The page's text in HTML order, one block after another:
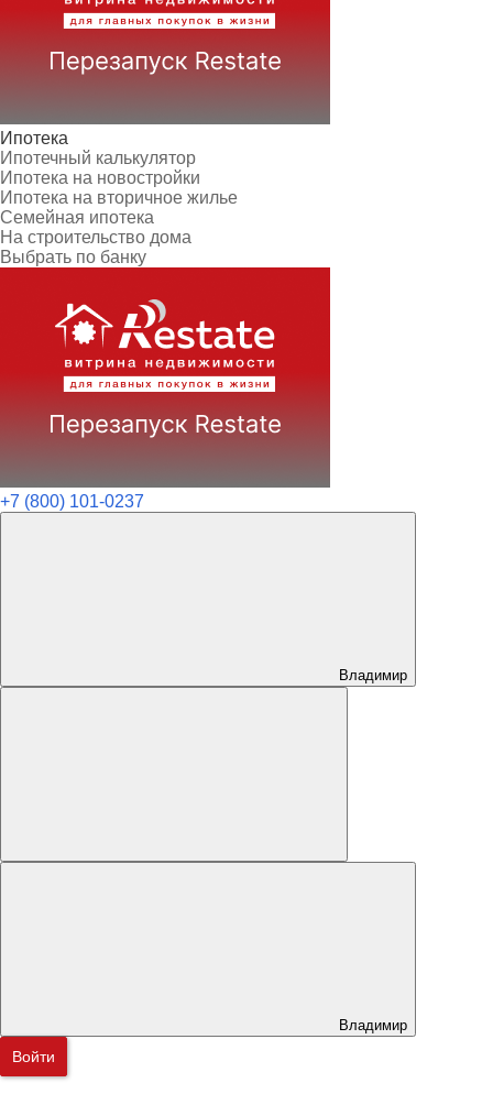
Ипотека
Ипотечный калькулятор
Ипотека на новостройки
Ипотека на вторичное жилье
Семейная ипотека
На строительство дома
Выбрать по банку
+7 (800) 101-0237
Владимир
Владимир
Войти